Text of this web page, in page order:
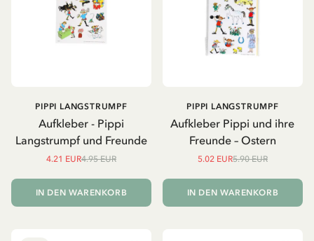
Aufkleber - Pippi
Langstrumpf und Freunde
PIPPI LANGSTRUMPF
4.21 EUR4.95 EUR
IN DEN WARENKORB
Aufkleber Pippi und ihre
Freunde – Ostern
PIPPI LANGSTRUMPF
5.02 EUR5.90 EUR
IN DEN WARENKORB